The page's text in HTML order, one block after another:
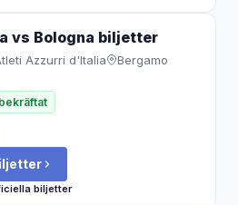
vs Bologna biljetter
Azzurri d'Italia
Bergamo
biljetter